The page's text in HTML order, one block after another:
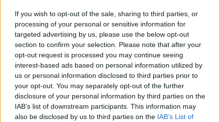
If you wish to opt-out of the sale, sharing to third parties, or
processing of your personal or sensitive information for
targeted advertising by us, please use the below opt-out
section to confirm your selection. Please note that after your
opt-out request is processed you may continue seeing
interest-based ads based on personal information utilized by
us or personal information disclosed to third parties prior to
your opt-out. You may separately opt-out of the further
disclosure of your personal information by third parties on the
IAB’s list of downstream participants. This information may
also be disclosed by us to third parties on the IAB’s List of
Mocskos nektarin!
Sárdobáló• 2009. szeptember 05.
calam és vincemate írása Kezdjük rögtön az
elnevezéssel. Egyesek - és jól tudjuk, kik - a politikai
korrektségre hivatkozva „kopasz barack”-nak nevezik
ezeket, és mindenkit igyekeznek lejáratni, aki nem
megy bele álszent játékukba. Pedig minden igazi
barack-szerető…